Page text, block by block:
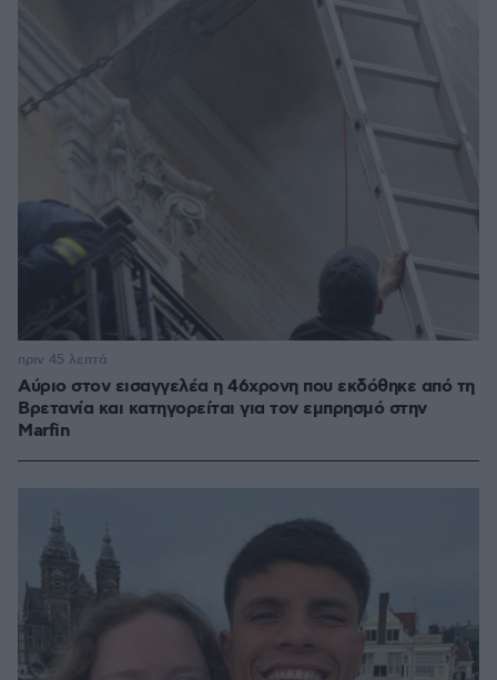
Αύριο στον εισαγγελέα η 46χρονη που εκδόθηκε από τη
Βρετανία και κατηγορείται για τον εμπρησμό στην
Marfin
πριν 45 λεπτά